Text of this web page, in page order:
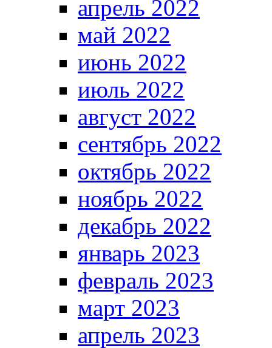
апрель 2022
май 2022
июнь 2022
июль 2022
август 2022
сентябрь 2022
октябрь 2022
ноябрь 2022
декабрь 2022
январь 2023
февраль 2023
март 2023
апрель 2023